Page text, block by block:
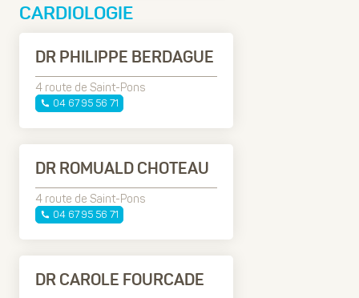
CARDIOLOGIE
DR PHILIPPE BERDAGUE
4 route de Saint-Pons
04 67 95 56 71
DR ROMUALD CHOTEAU
4 route de Saint-Pons
04 67 95 56 71
DR CAROLE FOURCADE